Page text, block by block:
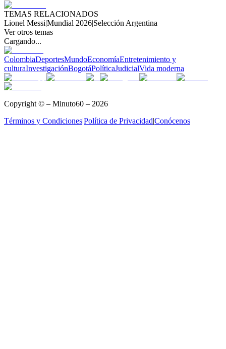
TEMAS RELACIONADOS
Lionel Messi|Mundial 2026|Selección Argentina
Ver otros temas
Cargando...
ColombiaDeportesMundoEconomíaEntretenimiento y
culturaInvestigaciónBogotáPolíticaJudicialVida moderna
Copyright © – Minuto60 – 2026
Términos y Condiciones|Política de Privacidad|Conócenos